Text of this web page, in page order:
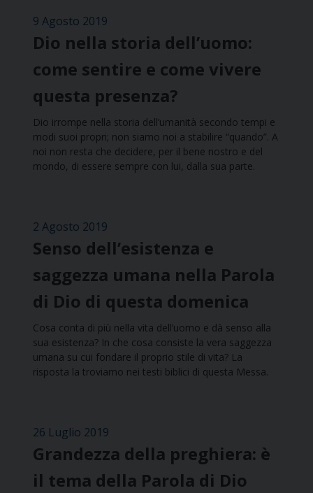
9 Agosto 2019
Dio nella storia dell’uomo:
come sentire e come vivere
questa presenza?
Dio irrompe nella storia dell’umanità secondo tempi e
modi suoi propri; non siamo noi a stabilire “quando”. A
noi non resta che decidere, per il bene nostro e del
mondo, di essere sempre con lui, dalla sua parte.
2 Agosto 2019
Senso dell’esistenza e
saggezza umana nella Parola
di Dio di questa domenica
Cosa conta di più nella vita dell’uomo e dà senso alla
sua esistenza? In che cosa consiste la vera saggezza
umana su cui fondare il proprio stile di vita? La
risposta la troviamo nei testi biblici di questa Messa.
26 Luglio 2019
Grandezza della preghiera: è
il tema della Parola di Dio